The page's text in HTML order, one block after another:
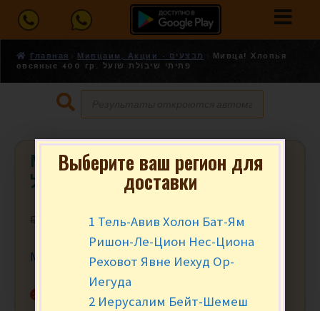
Главная Мивцаим, Акции - מבצעים
Мивца! Хлопья
овсяные 400 гр. פתיתי שיבולת שועל
Мивца! Хлопья овсяные 400 гр.
פתיתי שיבולת שועל
₪ ₪4.95 за уп.
Мивца от 2 шт.
Нет в наличии
Выберите ваш регион для
доставки
1 Тель-Авив Холон Бат-Ям
Ришон-Ле-Цион Нес-Циона
Реховот Явне Иехуд Ор-
Иегуда
2 Иерусалим Бейт-Шемеш